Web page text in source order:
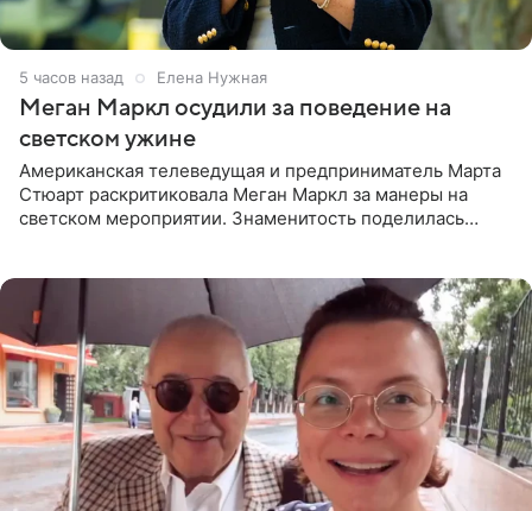
5 часов назад Елена Нужная
Меган Маркл осудили за поведение на
светском ужине
Американская телеведущая и предприниматель Марта
Стюарт раскритиковала Меган Маркл за манеры на
светском мероприятии. Знаменитость поделилась